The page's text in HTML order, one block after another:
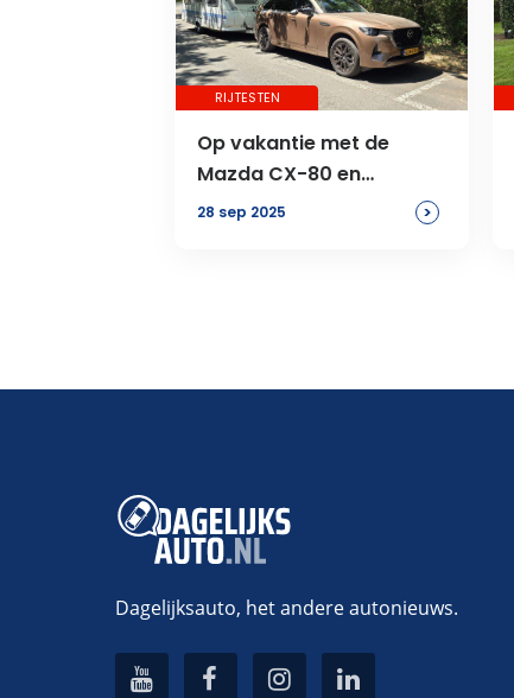
RIJTESTEN
Op vakantie met de
Mazda CX-80 en
caravan
28 sep 2025 >
Dagelijksauto, het andere autonieuws.